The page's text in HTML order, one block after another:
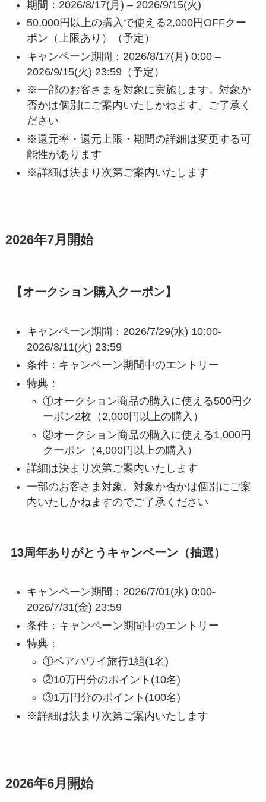
期間：2026/8/17(月) – 2026/9/15(火)
50,000円以上の購入で使える2,000円OFFクー
ポン（上限あり）（予定）
キャンペーン期間：2026/8/17(月) 0:00 –
2026/9/15(火) 23:59（予定）
※一部のお客さまを対象に実施します。対象か
否かは個別にご案内いたしかねます。ご了承く
ださい
※還元率・還元上限・期間の詳細は変更する可
能性があります
※詳細は決まり次第ご案内いたします
2026年7月開始
【オークション購入クーポン】
キャンペーン期間：2026/7/29(水) 10:00-
2026/8/11(火) 23:59
条件：キャンペーン期間中のエントリー
特典：
①オークション商品の購入に使える500円ク
ーポン2枚（2,000円以上の購入）
②オークション商品の購入に使える1,000円
クーポン（4,000円以上の購入）
詳細は決まり次第ご案内いたします
一部のお客さま対象。対象か否かは個別にご案
内いたしかねますのでご了承ください
13周年ありがとうキャンペーン（抽選）
キャンペーン期間：2026/7/01(水) 0:00-
2026/7/31(金) 23:59
条件：キャンペーン期間中のエントリー
特典：
①ペアハワイ旅行1組(1名)
②10万円分のポイント(10名)
③1万円分のポイント(100名)
※詳細は決まり次第ご案内いたします
2026年6月開始